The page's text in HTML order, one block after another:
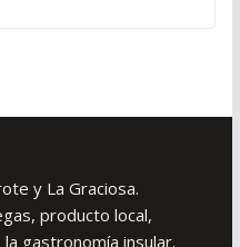
y La Graciosa.
producto local,
gastronomía insular.